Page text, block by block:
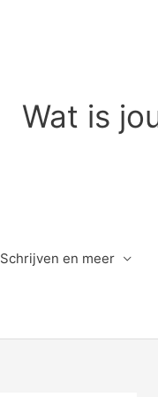
Wat is
Schrijven en meer